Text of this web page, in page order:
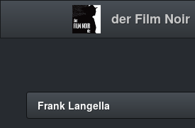
der Film Noir
Main
Frank Langella